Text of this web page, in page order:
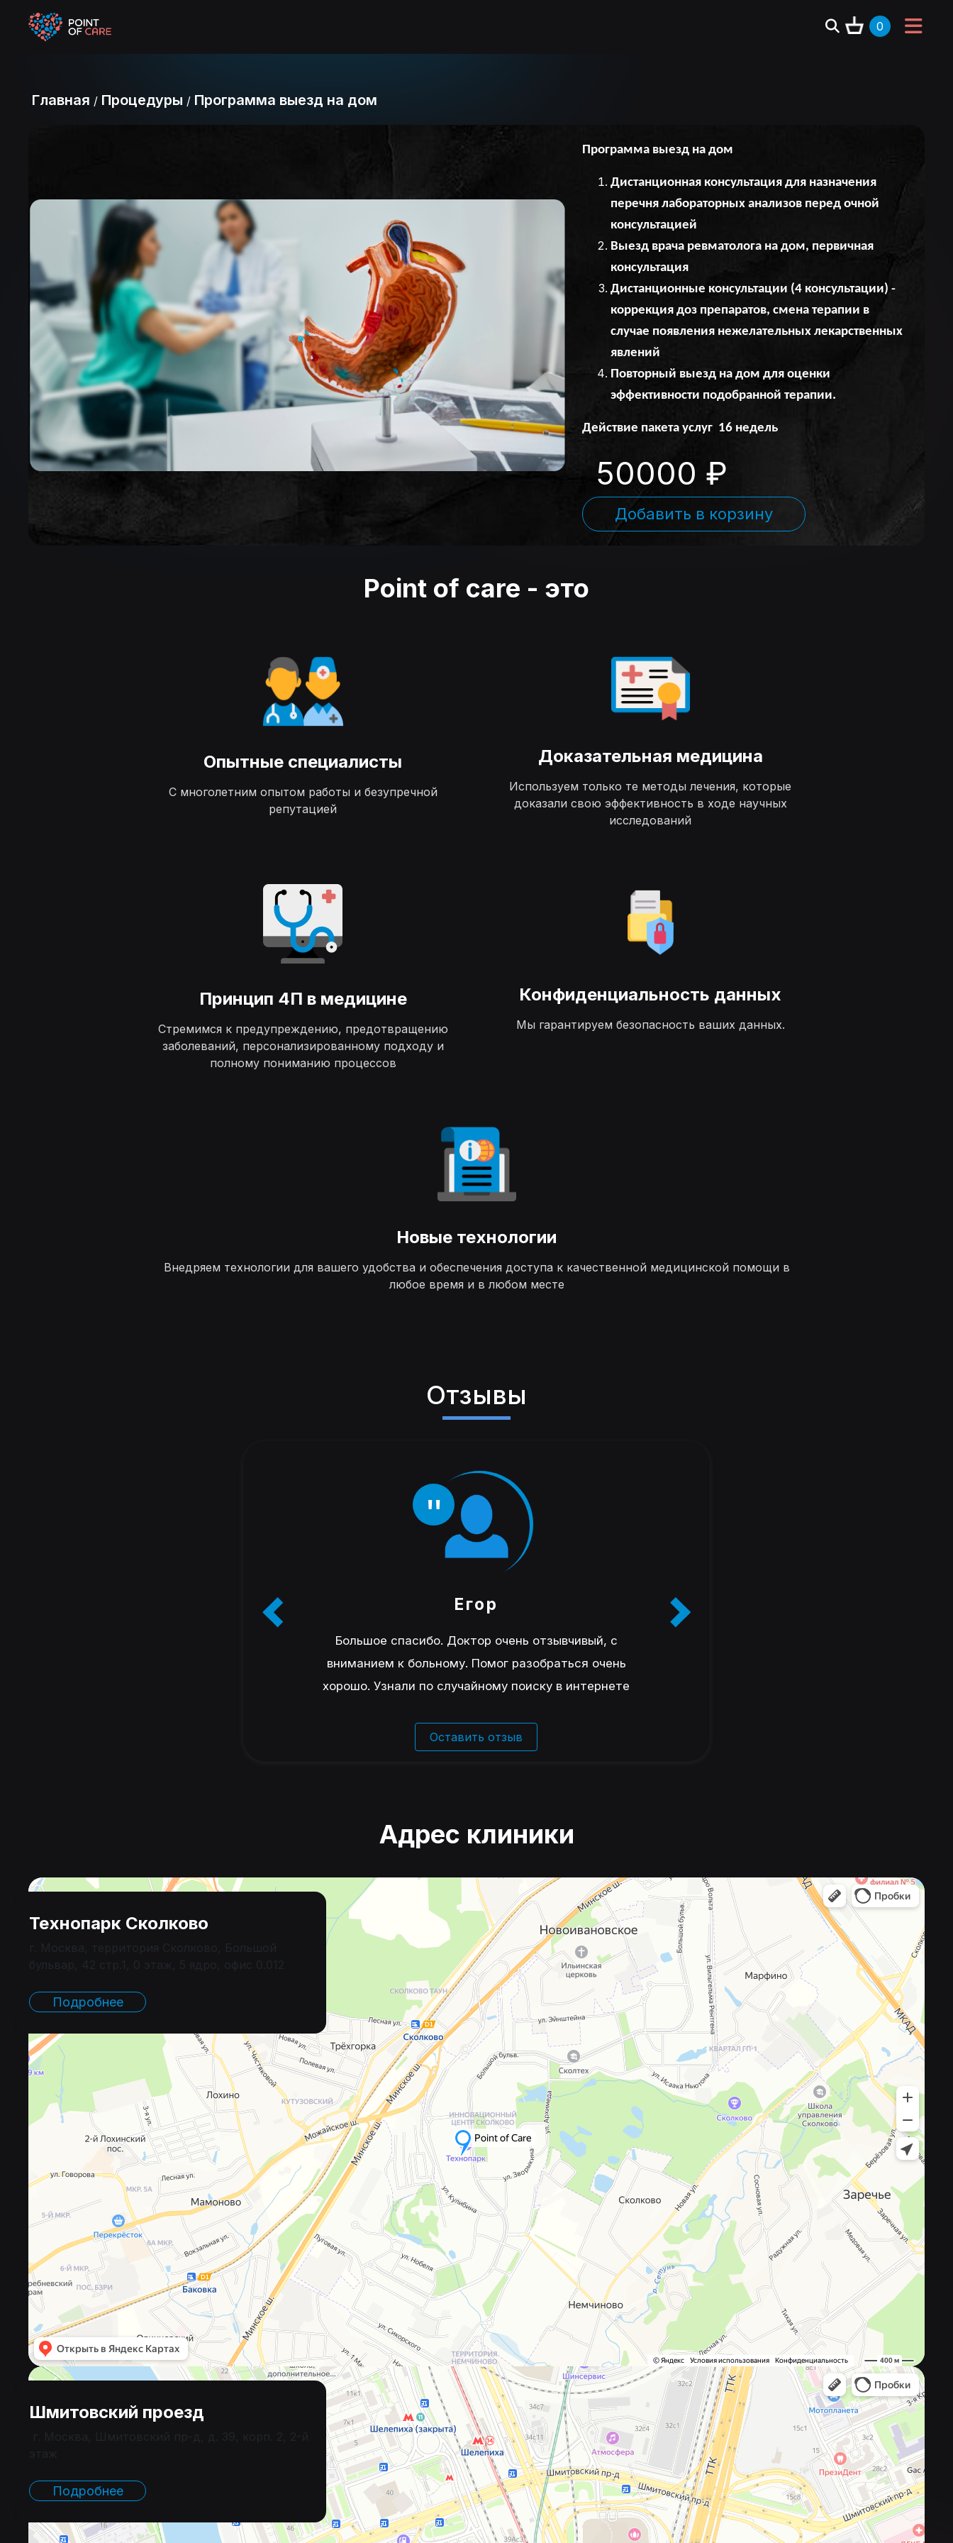
0
Главная / Процедуры / Программа выезд на дом
Программа выезд на дом
Дистанционная консультация для назначения
перечня лабораторных анализов перед очной
консультацией
Выезд врача ревматолога на дом, первичная
консультация
Дистанционные консультации (4 консультации) -
коррекция доз препаратов, смена терапии в
случае появления нежелательных лекарственных
явлений
Повторный выезд на дом для оценки
эффективности подобранной терапии.
Действие пакета услуг 16 недель
50000 ₽
Добавить в корзину
Point of care - это
Опытные специалисты
С многолетним опытом работы и безупречной
репутацией
Доказательная медицина
Используем только те методы лечения, которые
доказали свою эффективность в ходе научных
исследований
Принцип 4П в медицине
Стремимся к предупреждению, предотвращению
заболеваний, персонализированному подходу и
полному пониманию процессов
Конфиденциальность данных
Мы гарантируем безопасность ваших данных.
Новые технологии
Внедряем технологии для вашего удобства и обеспечения доступа к качественной медицинской помощи в
любое время и в любом месте
Отзывы
Егор
Большое спасибо. Доктор очень отзывчивый, с
вниманием к больному. Помог разобраться очень
хорошо. Узнали по случайному поиску в интернете
Оставить отзыв
Адрес клиники
Технопарк Сколково
Подробнее
Шмитовский проезд
Подробнее